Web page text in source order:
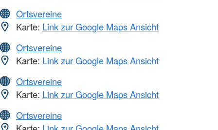
Ortsvereine
Karte: Link zur Google Maps Ansicht
Ortsvereine
Karte: Link zur Google Maps Ansicht
Ortsvereine
Karte: Link zur Google Maps Ansicht
Ortsvereine